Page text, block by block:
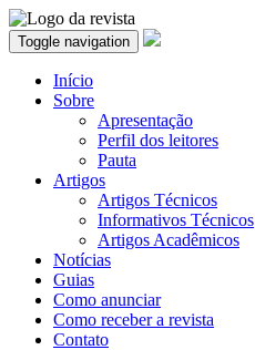
Toggle navigation
Início
Sobre
Apresentação
Perfil dos leitores
Pauta
Artigos
Artigos Técnicos
Informativos Técnicos
Artigos Acadêmicos
Notícias
Guias
Como anunciar
Como receber a revista
Contato